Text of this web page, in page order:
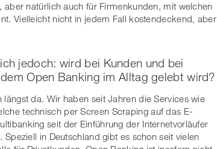
natürlich auch für Firmenkunden, mit welchen
Vielleicht nicht in jedem Fall kostendeckend, aber
jedoch: wird bei Kunden und bei
Open Banking im Alltag gelebt wird?
da. Wir haben seit Jahren die Services wie
technisch per Screen Scraping auf das E-
seit der Einführung der Internetvorläufer
in Deutschland gibt es schon seit vielen